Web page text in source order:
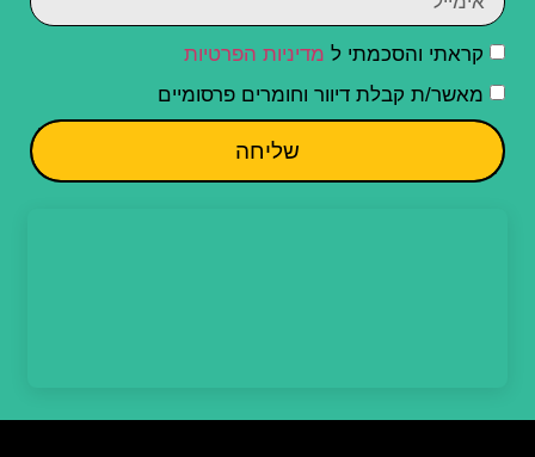
קראתי והסכמתי ל מדיניות הפרטיות
מאשר/ת קבלת דיוור וחומרים פרסומיים
שליחה